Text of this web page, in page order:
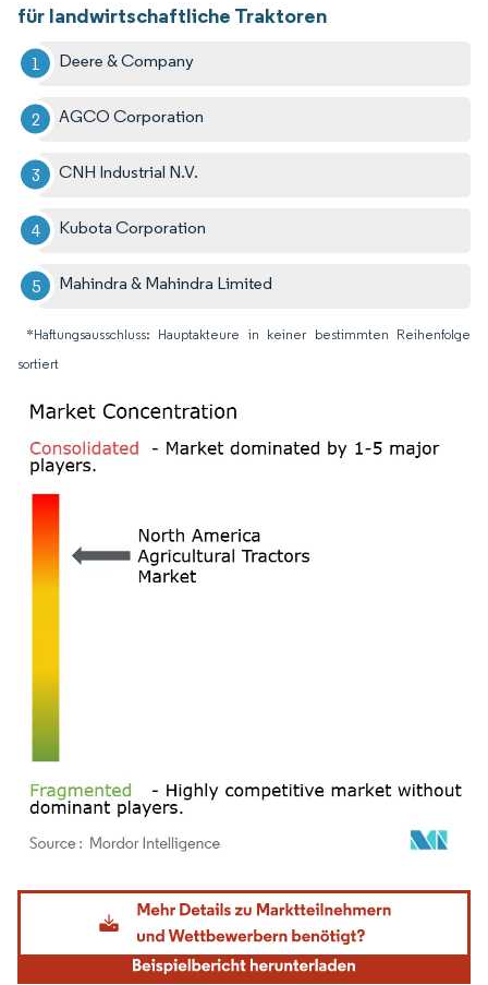
für landwirtschaftliche Traktoren
Deere & Company
AGCO Corporation
CNH Industrial N.V.
Kubota Corporation
Mahindra & Mahindra Limited
*Haftungsausschluss: Hauptakteure in keiner bestimmten Reihenfolge
sortiert
Bild © Mordor Intelligence. Wiederverwendung erfordert Namensnennung gemäß